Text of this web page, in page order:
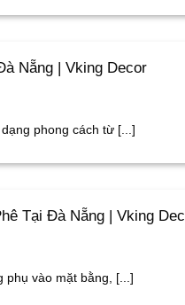
Nẵng | Vking Decor
phong cách từ [...]
Tại Đà Nẵng | Vking
phụ vào mặt bằng, [...]